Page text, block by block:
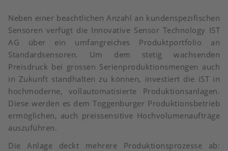
Neben einer beachtlichen Anzahl an kundenspezifischen
Sensoren verfügt die Innovative Sensor Technology IST
AG über ein umfangreiches Produktportfolio an
Standardsensoren. Um dem stetig wachsenden
Preisdruck bei grossen Serienproduktionsmengen auch
in Zukunft standhalten zu können, investiert die iST in
hochmoderne, vollautomatisierte Produktionsanlagen.
Diese werden es dem Toggenburger Produktionsbetrieb
ermöglichen, auch preissensitive Hochvolumenaufträge
auszuführen.
Die Anlage deckt mehrere Produktionsprozesse ab: